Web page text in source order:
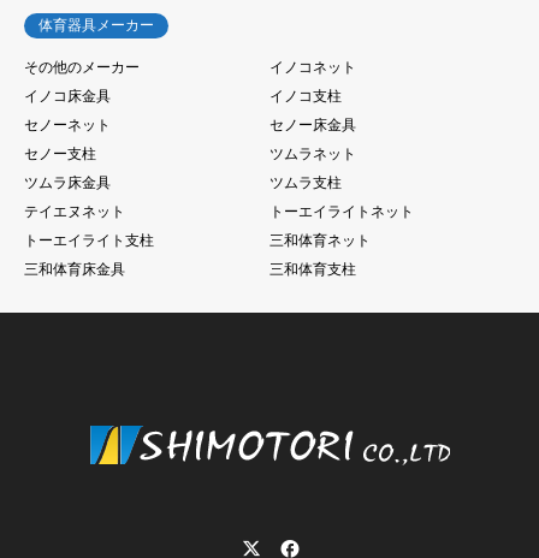
体育器具メーカー
その他のメーカー
イノコネット
イノコ床金具
イノコ支柱
セノーネット
セノー床金具
セノー支柱
ツムラネット
ツムラ床金具
ツムラ支柱
テイエヌネット
トーエイライトネット
トーエイライト支柱
三和体育ネット
三和体育床金具
三和体育支柱